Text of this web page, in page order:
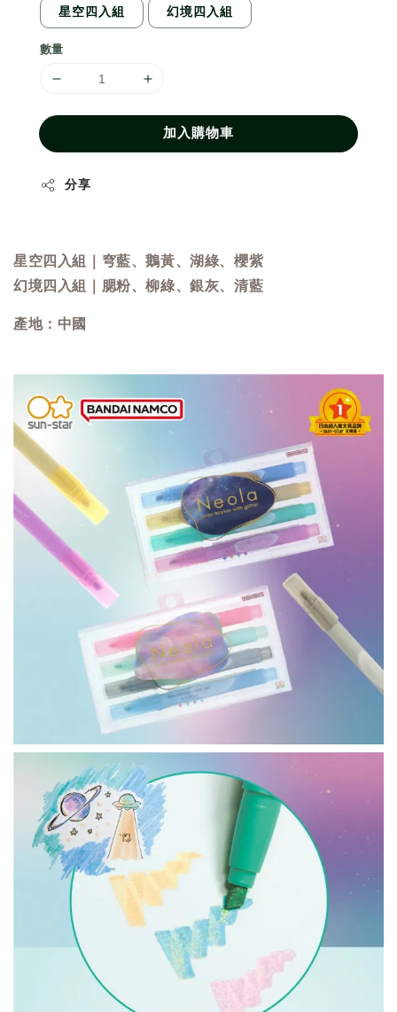
星空四入組 幻境四入組
數量
加入購物車
分享
星空四入組｜穹藍、鵝黃、湖綠、櫻紫
幻境四入組｜腮粉、柳綠、銀灰、清藍
產地：中國